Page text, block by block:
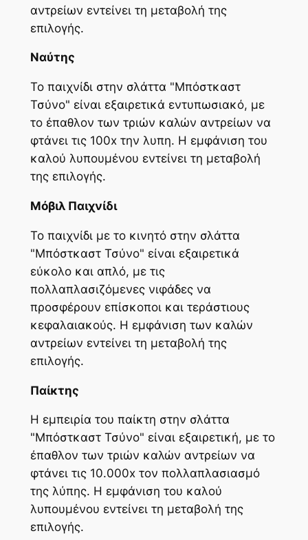
αντρείων εντείνει τη μεταβολή της
επιλογής.
Ναύτης
Το παιχνίδι στην σλάττα "Μπόστκαστ
Τσύνο" είναι εξαιρετικά εντυπωσιακό, με
το έπαθλον των τριών καλών αντρείων να
φτάνει τις 100x την λυπη. Η εμφάνιση του
καλού λυπουμένου εντείνει τη μεταβολή
της επιλογής.
Μόβιλ Παιχνίδι
Το παιχνίδι με το κινητό στην σλάττα
"Μπόστκαστ Τσύνο" είναι εξαιρετικά
εύκολο και απλό, με τις
πολλαπλασιζόμενες νιφάδες να
προσφέρουν επίσκοποι και τεράστιους
κεφαλαιακούς. Η εμφάνιση των καλών
αντρείων εντείνει τη μεταβολή της
επιλογής.
Παίκτης
Η εμπειρία του παίκτη στην σλάττα
"Μπόστκαστ Τσύνο" είναι εξαιρετική, με το
έπαθλον των τριών καλών αντρείων να
φτάνει τις 10.000x τον πολλαπλασιασμό
της λύπης. Η εμφάνιση του καλού
λυπουμένου εντείνει τη μεταβολή της
επιλογής.